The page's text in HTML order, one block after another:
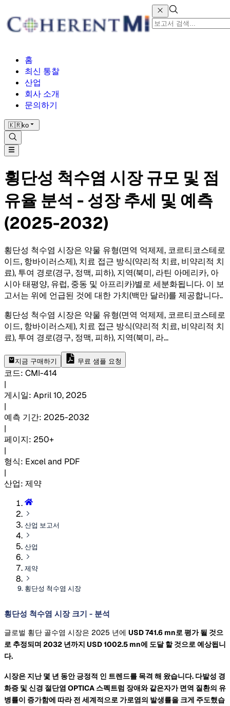
홈
최신 통찰
산업
회사 소개
문의하기
🇰🇷ko
횡단성 척수염 시장 규모 및 점
유율 분석 - 성장 추세 및 예측
(2025-2032)
횡단성 척수염 시장은 약물 유형(면역 억제제, 코르티코스테로
이드, 항바이러스제), 치료 접근 방식(약리적 치료, 비약리적 치
료), 투여 경로(경구, 정맥, 피하), 지역(북미, 라틴 아메리카, 아
시아 태평양, 유럽, 중동 및 아프리카)별로 세분화됩니다. 이 보
고서는 위에 언급된 것에 대한 가치(백만 달러)를 제공합니다..
횡단성 척수염 시장은 약물 유형(면역 억제제, 코르티코스테로
이드, 항바이러스제), 치료 접근 방식(약리적 치료, 비약리적 치
료), 투여 경로(경구, 정맥, 피하), 지역(북미, 라...
지금 구매하기 무료 샘플 요청
코드: CMI-414
|
게시일: April 10, 2025
|
예측 기간: 2025-2032
|
페이지: 250+
|
형식: Excel and PDF
|
산업: 제약
산업 보고서
산업
제약
횡단성 척수염 시장
횡단성 척수염 시장 크기 - 분석
글로벌 횡단 골수염 시장은 2025 년에 USD 741.6 mn로 평가 될 것으
로 추정되며 2032 년까지 USD 1002.5 mn에 도달 할 것으로 예상됩니
다.
시장은 지난 몇 년 동안 긍정적 인 트렌드를 목격 해 왔습니다. 다발성 경
화증 및 신경 절단염 OPTICA 스펙트럼 장애와 같은자가 면역 질환의 유
병률이 증가함에 따라 전 세계적으로 가로염의 발생률을 크게 주도했습